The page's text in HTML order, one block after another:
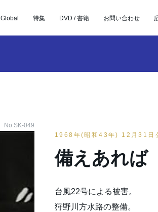
Global 特集 DVD / 書籍 お問い合わせ
No.SK-049
1968年(昭和43年) 12月31日
備えあれば
台風22号による被害。
狩野川方水路の整備。